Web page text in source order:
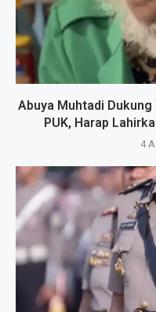
Abuya Muhtadi
PUK, Harap
4